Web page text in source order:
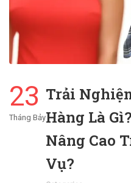
23
Tháng Bảy
Trải
Hàng Là
Nâng Cao
Vụ?